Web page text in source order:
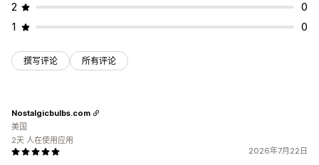
2
0
1
0
撰写评论 所有评论
2026年7月22日
Nostalgicbulbs.com
美国
2天 人在使用应用